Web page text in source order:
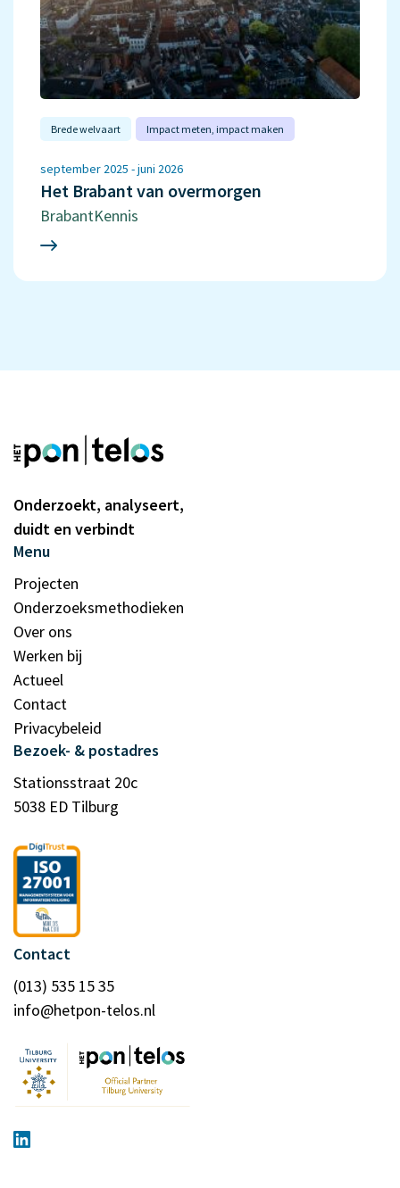
Brede welvaart Impact meten‚ impact maken
september 2025 - juni 2026
Het Brabant van overmorgen
BrabantKennis
Onderzoekt, analyseert,
duidt en verbindt
Menu
Projecten
Onderzoeksmethodieken
Over ons
Werken bij
Actueel
Contact
Privacybeleid
Bezoek- & postadres
Stationsstraat 20c
5038 ED Tilburg
Contact
(013) 535 15 35
info@hetpon-telos.nl